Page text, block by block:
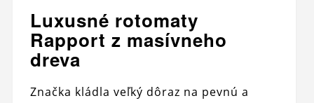
Luxusné rotomaty
Rapport z masívneho
dreva
Značka kládla veľký dôraz na pevnú a